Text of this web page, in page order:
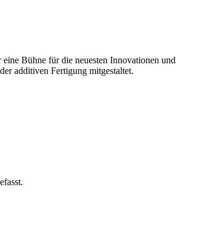
Bühne für die neuesten Innovationen und
additiven Fertigung mitgestaltet.